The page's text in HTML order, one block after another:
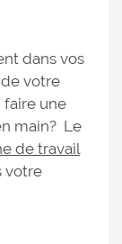
dans vos
votre
faire une
main? Le
de travail
votre